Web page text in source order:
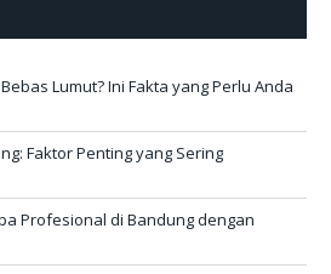
Lumut? Ini Fakta yang Perlu Anda
Faktor Penting yang Sering
Profesional di Bandung dengan